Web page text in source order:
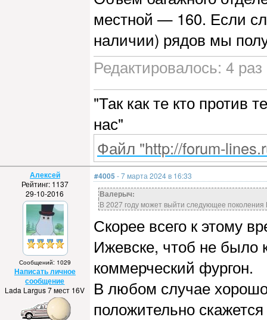
местной — 160. Если
наличии) рядов мы
Редактировалось: 4
"Так как те кто против
нас"
Файл "http://forum-
Алексей
Рейтинг: 1137
29-10-2016
Сообщений: 1029
Написать личное
сообщение
Lada Largus 7 мест 16V
#4005 - 7 марта 2024 в 16:33
Валерыч:
В 2027 году может выйти следующее поколения
Скорее всего к этому
Ижевске, чтоб не было
коммерческий фургон.
В любом случае
положительно